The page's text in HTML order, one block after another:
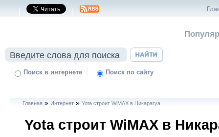
| |
Поиск в интернете | Поиск по сайту
Главная » Интернет »Yota строит WiMAX в Никарагуа
Yota строит WiMAX в